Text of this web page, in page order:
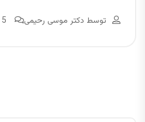
توسط دکتر موسی رحیمی 5 Comments